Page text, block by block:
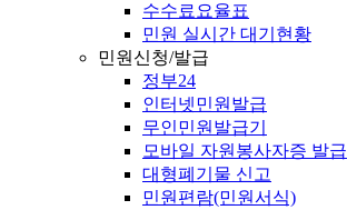
수수료요율표
민원 실시간 대기현황
민원신청/발급
정부24
인터넷민원발급
무인민원발급기
모바일 자원봉사자증 발급
대형폐기물 신고
민원편람(민원서식)